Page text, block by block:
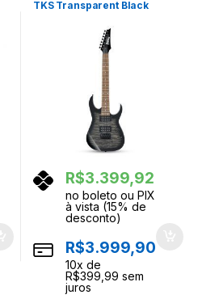
TKS Transparent Black
R$3.399,92
no boleto ou PIX
à vista (15% de
desconto)
R$3.999,90
10x de
R$399,99 sem
juros